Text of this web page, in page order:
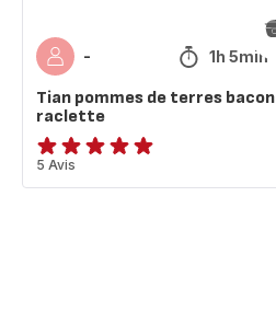
- 1h 5min
Tian pommes de terres bacon
raclette
ratings.4.9
5 Avis